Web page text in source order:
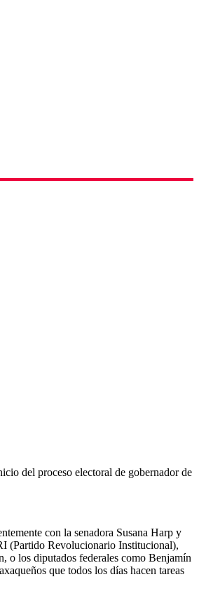
del proceso electoral de gobernador de
con la senadora Susana Harp y
(Partido Revolucionario Institucional),
o los diputados federales como Benjamín
que todos los días hacen tareas